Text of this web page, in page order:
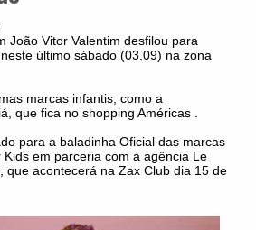
João Vitor Valentim desfilou para
último sábado (03.09) na zona
marcas infantis, como a
que fica no shopping Américas .
para a baladinha Oficial das marcas
em parceria com a agência Le
que acontecerá na Zax Club dia 15 de